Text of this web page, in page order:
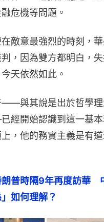
危機等問題。
敵意最強烈的時刻，
，因為雙方都明白，
天依然如此。
——與其說是出於哲學
經開始認識到這一基本
，他的務實主義是有
普時隔9年再度訪華　
如何理解？